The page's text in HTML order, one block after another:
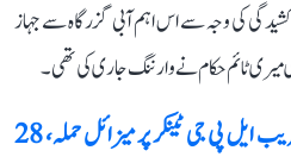
کی وجہ سے اس اہم آبی گزرگاہ سے جہاز
میری ٹائم حکام نے وارننگ جاری کی تھی۔
آبنائے ہرمز کے قریب ایل پی جی ٹینکر پر میزائل حملہ، 28